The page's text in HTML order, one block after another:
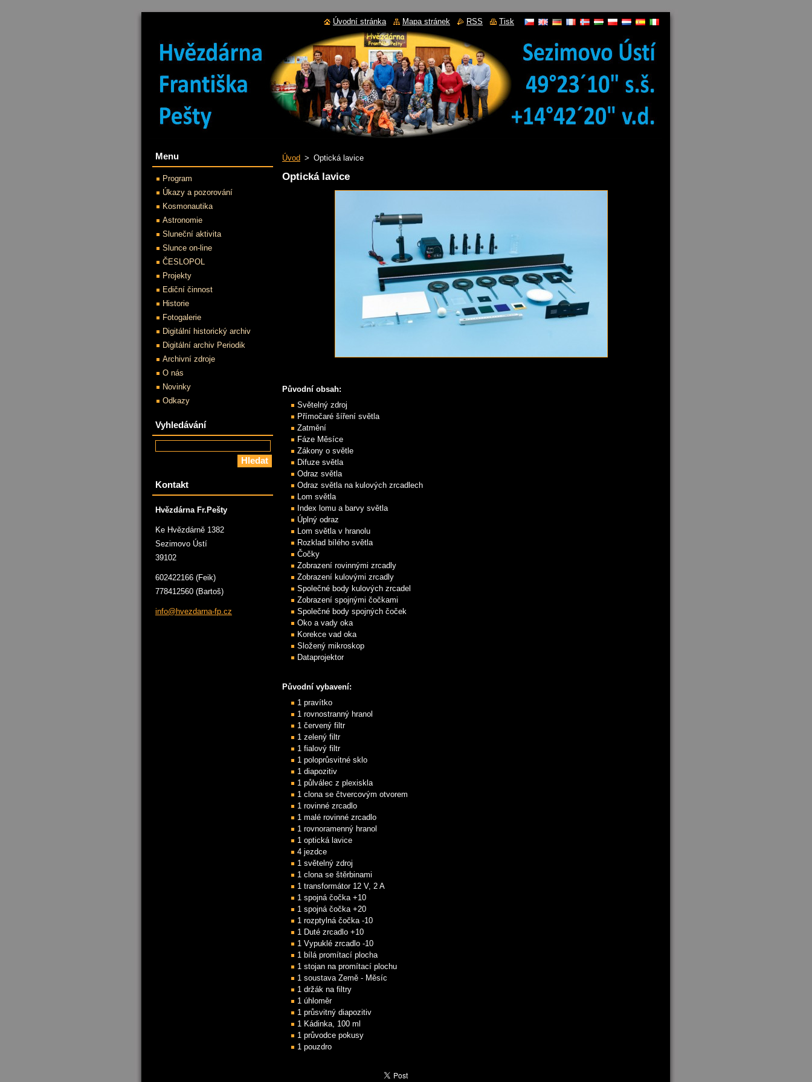
Úvod > Optická lavice
Optická lavice
Původní obsah:
Světelný zdroj
Přímočaré šíření světla
Zatmění
Fáze Měsíce
Zákony o světle
Difuze světla
Odraz světla
Odraz světla na kulových zrcadlech
Lom světla
Index lomu a barvy světla
Úplný odraz
Lom světla v hranolu
Rozklad bílého světla
Čočky
Zobrazení rovinnými zrcadly
Zobrazení kulovými zrcadly
Společné body kulových zrcadel
Zobrazení spojnými čočkami
Společné body spojných čoček
Oko a vady oka
Korekce vad oka
Složený mikroskop
Dataprojektor
Původní vybavení:
1 pravítko
1 rovnostranný hranol
1 červený filtr
1 zelený filtr
1 fialový filtr
1 poloprůsvitné sklo
1 diapozitiv
1 půlválec z plexiskla
1 clona se čtvercovým otvorem
1 rovinné zrcadlo
1 malé rovinné zrcadlo
1 rovnoramenný hranol
1 optická lavice
4 jezdce
1 světelný zdroj
1 clona se štěrbinami
1 transformátor 12 V, 2 A
1 spojná čočka +10
1 spojná čočka +20
1 rozptylná čočka -10
1 Duté zrcadlo +10
1 Vypuklé zrcadlo -10
1 bílá promítací plocha
1 stojan na promítací plochu
1 soustava Země - Měsíc
1 držák na filtry
1 úhloměr
1 průsvitný diapozitiv
1 Kádinka, 100 ml
1 průvodce pokusy
1 pouzdro
Menu
Program
Úkazy a pozorování
Kosmonautika
Astronomie
Sluneční aktivita
Slunce on-line
ČESLOPOL
Projekty
Ediční činnost
Historie
Fotogalerie
Digitální historický archiv
Digitální archiv Periodik
Archivní zdroje
O nás
Novinky
Odkazy
Vyhledávání
Kontakt
Hvězdárna Fr.Pešty
Ke Hvězdárně 1382
Sezimovo Ústí
39102
602422166 (Feik)
778412560 (Bartoš)
info@hvezdarna-fp.cz
Úvodní stránka Mapa stránek RSS Tisk